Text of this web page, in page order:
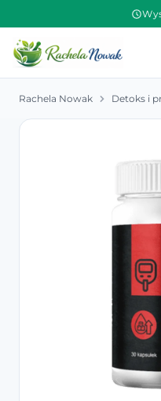
Rachela Nowak Detoks i